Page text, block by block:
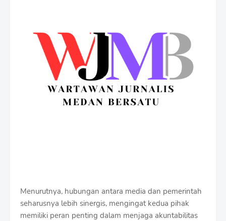
Menurutnya, hubungan antara media dan pemerintah
seharusnya lebih sinergis, mengingat kedua pihak
memiliki peran penting dalam menjaga akuntabilitas